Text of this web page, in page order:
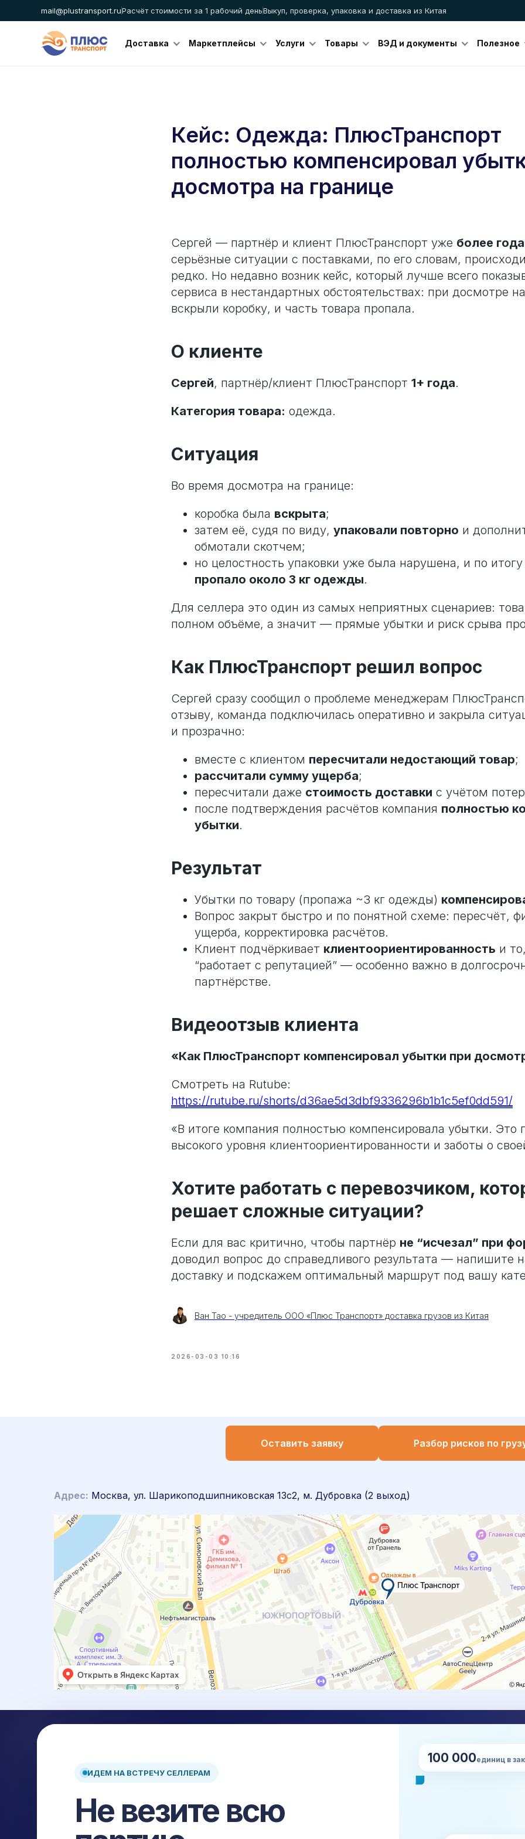
mail@plustransport.ruРасчёт стоимости за 1 рабочий деньВыкуп, проверка, упаковка и доставка из Китая
Доставка Маркетплейсы Услуги Товары ВЭД и документы Полезное
Кейс: Одежда: ПлюсТранспорт
полностью компенсировал
досмотра на границе
Сергей — партнёр и клиент ПлюсТранспорт уже более года
серьёзные ситуации с поставками, по его словам,
редко. Но недавно возник кейс, который лучше всего
сервиса в нестандартных обстоятельствах: при досмотре
вскрыли коробку, и часть товара пропала.
О клиенте
Сергей, партнёр/клиент ПлюсТранспорт 1+ года.
Категория товара: одежда.
Ситуация
Во время досмотра на границе:
коробка была вскрыта;
затем её, судя по виду, упаковали повторно и
обмотали скотчем;
но целостность упаковки уже была нарушена, и по итогу
пропало около 3 кг одежды.
Для селлера это один из самых неприятных сценариев:
полном объёме, а значит — прямые убытки и риск срыва
Как ПлюсТранспорт решил вопрос
Сергей сразу сообщил о проблеме менеджерам
отзыву, команда подключилась оперативно и закрыла
и прозрачно:
вместе с клиентом пересчитали недостающий товар;
рассчитали сумму ущерба;
пересчитали даже стоимость доставки с учётом
после подтверждения расчётов компания полностью
убытки.
Результат
Убытки по товару (пропажа ~3 кг одежды)
Вопрос закрыт быстро и по понятной схеме: пересчёт,
ущерба, корректировка расчётов.
Клиент подчёркивает клиентоориентированность и
“работает с репутацией” — особенно важно в
партнёрстве.
Видеоотзыв клиента
«Как ПлюсТранспорт компенсировал убытки при
Смотреть на Rutube:
https://rutube.ru/shorts/d36ae5d3dbf9336296b1b1c5ef0dd591/
«В итоге компания полностью компенсировала убытки. Это
высокого уровня клиентоориентированности и заботы о
Хотите работать с перевозчиком,
решает сложные ситуации?
Если для вас критично, чтобы партнёр не “исчезал” при
доводил вопрос до справедливого результата — напишите
доставку и подскажем оптимальный маршрут под вашу
Ван Тао - учредитель ООО «Плюс Транспорт» доставка грузов из Китая
2026-03-03 10:16
Оставить заявку Разбор рисков по
Адрес: Москва, ул. Шарикоподшипниковская 13с2, м. Дубровка (2 выход)
ИДЕМ НА ВСТРЕЧУ СЕЛЛЕРАМ
Не везите всю
100 000единиц в
склад, страхование и сопровождение на каждом этапе.
Авто ЖД Море